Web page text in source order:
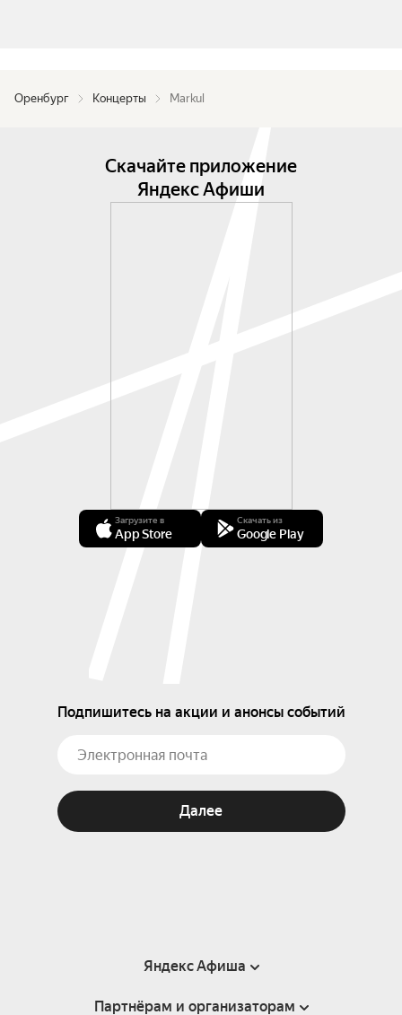
Оренбург Концерты Markul
Скачайте приложение
Яндекс Афиши
Загрузите в
App Store
Скачать из
Google Play
Подпишитесь на акции и анонсы событий
Далее
Яндекс Афиша
Справка
Партнёрам и организаторам